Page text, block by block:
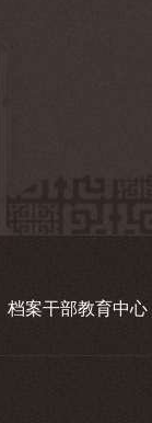
档案干部教育中心